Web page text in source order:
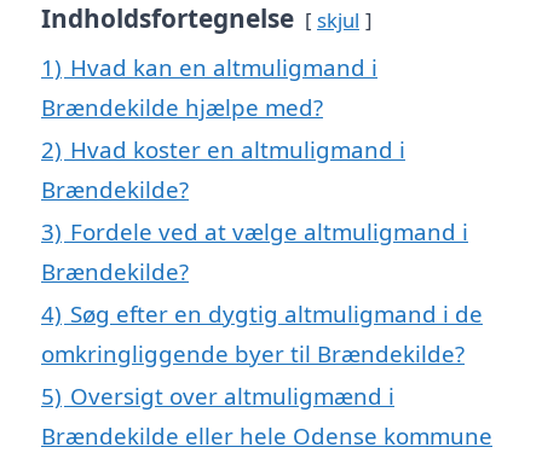
Indholdsfortegnelse skjul
1) Hvad kan en altmuligmand i
Brændekilde hjælpe med?
2) Hvad koster en altmuligmand i
Brændekilde?
3) Fordele ved at vælge altmuligmand i
Brændekilde?
4) Søg efter en dygtig altmuligmand i de
omkringliggende byer til Brændekilde?
5) Oversigt over altmuligmænd i
Brændekilde eller hele Odense kommune